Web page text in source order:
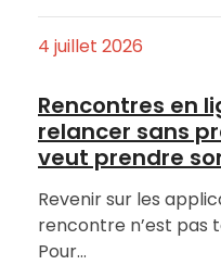
4 juillet 2026
Rencontres en
relancer sans
veut prendre
Revenir sur les
rencontre n’est pas
Pour…